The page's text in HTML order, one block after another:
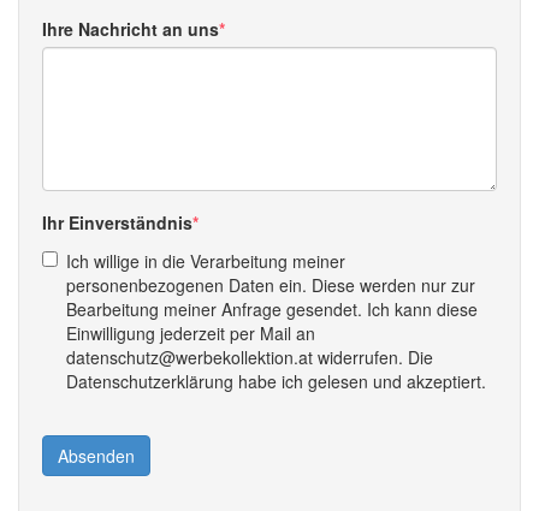
Ihre Nachricht an uns
Ihr Einverständnis
Ich willige in die Verarbeitung meiner
personenbezogenen Daten ein. Diese werden nur zur
Bearbeitung meiner Anfrage gesendet. Ich kann diese
Einwilligung jederzeit per Mail an
datenschutz@werbekollektion.at widerrufen. Die
Datenschutzerklärung habe ich gelesen und akzeptiert.
Absenden